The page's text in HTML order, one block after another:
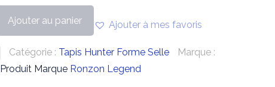
Ajouter au panier Ajouter à mes favoris
Catégorie : Tapis Hunter Forme Selle
Marque :
Produit Marque Ronzon Legend